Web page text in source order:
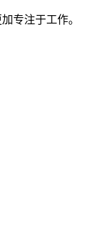
专注于工作。